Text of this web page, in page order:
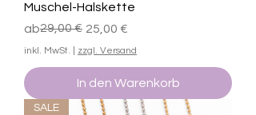
Muschel-Halskette
ab
Standardpreis
29,00 € 25,00 €
Sale-Preis
inkl. MwSt. zzgl. Versand
In den Warenkorb
SALE